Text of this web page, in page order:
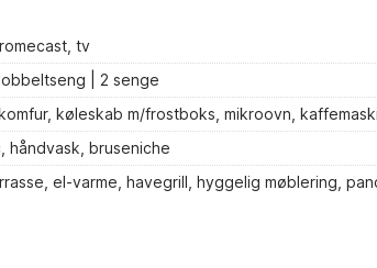
tv
| 2 senge
køleskab m/frostboks, mikroovn,
håndvask, bruseniche
el-varme, havegrill, hyggelig møblering,